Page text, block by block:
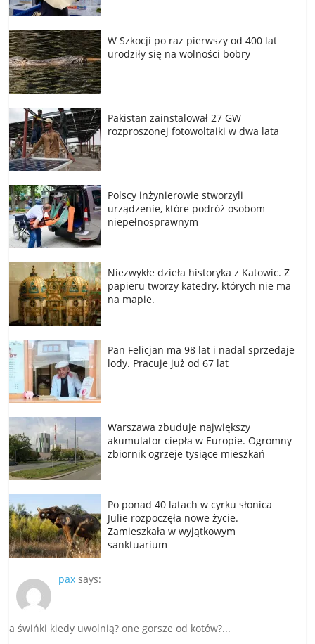
W Szkocji po raz pierwszy od 400 lat
urodziły się na wolności bobry
Pakistan zainstalował 27 GW
rozproszonej fotowoltaiki w dwa lata
Polscy inżynierowie stworzyli
urządzenie, które podróż osobom
niepełnosprawnym
Niezwykłe dzieła historyka z Katowic. Z
papieru tworzy katedry, których nie ma
na mapie.
Pan Felicjan ma 98 lat i nadal sprzedaje
lody. Pracuje już od 67 lat
Warszawa zbuduje największy
akumulator ciepła w Europie. Ogromny
zbiornik ogrzeje tysiące mieszkań
Po ponad 40 latach w cyrku słonica
Julie rozpoczęła nowe życie.
Zamieszkała w wyjątkowym
sanktuarium
pax says:
a świńki kiedy uwolnią? one gorsze od kotów?...